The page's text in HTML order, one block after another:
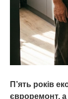
П’ять років
євроремонт,